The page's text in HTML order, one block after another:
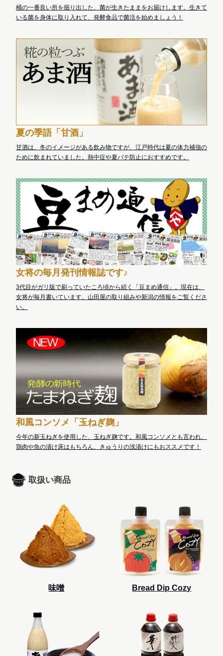
桶の一番良い所を掘り出した、菌が生きたままをお届けします。生きて
いる菌を身体に取り入れて、発酵食品で菌活を始めましょう！
夏の季語「甘酒」
甘酒は、冬のイメージがある飲み物ですが、江戸時代は夏の体力補強の
ために飲まれていました。熱中症や夏バテ防止におすすめです。
女将の毎月発刊情報誌です♪
3代目がガリ版で刷っていたころ頃から続く「豆まめ通信」。現在は、
女将が毎月書いています。山田屋の取り組みや新潟の情報をご覧くださ
い。
和風コンソメ「玉ねぎ麹」
今年の新玉ねぎを使用した、玉ねぎ麹です。和風コンソメとも言われ、
鶏肉や魚の漬け床はもちろん、きゅうりの浅漬けにもおススメです！
取扱い商品
味噌 Bread Dip Cozy